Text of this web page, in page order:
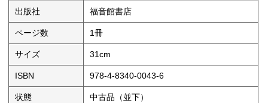
出版社 福音館書店
ページ数 1冊
サイズ 31cm
ISBN 978-4-8340-0043-6
状態 中古品（並下）